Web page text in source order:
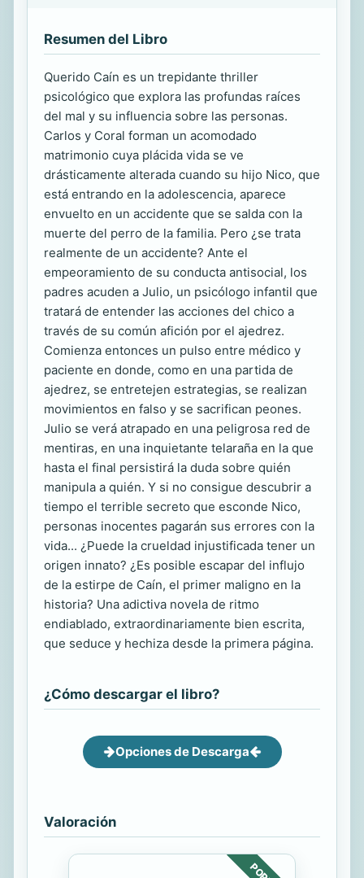
Resumen del Libro
Querido Caín es un trepidante thriller
psicológico que explora las profundas raíces
del mal y su influencia sobre las personas.
Carlos y Coral forman un acomodado
matrimonio cuya plácida vida se ve
drásticamente alterada cuando su hijo Nico, que
está entrando en la adolescencia, aparece
envuelto en un accidente que se salda con la
muerte del perro de la familia. Pero ¿se trata
realmente de un accidente? Ante el
empeoramiento de su conducta antisocial, los
padres acuden a Julio, un psicólogo infantil que
tratará de entender las acciones del chico a
través de su común afición por el ajedrez.
Comienza entonces un pulso entre médico y
paciente en donde, como en una partida de
ajedrez, se entretejen estrategias, se realizan
movimientos en falso y se sacrifican peones.
Julio se verá atrapado en una peligrosa red de
mentiras, en una inquietante telaraña en la que
hasta el final persistirá la duda sobre quién
manipula a quién. Y si no consigue descubrir a
tiempo el terrible secreto que esconde Nico,
personas inocentes pagarán sus errores con la
vida... ¿Puede la crueldad injustificada tener un
origen innato? ¿Es posible escapar del influjo
de la estirpe de Caín, el primer maligno en la
historia? Una adictiva novela de ritmo
endiablado, extraordinariamente bien escrita,
que seduce y hechiza desde la primera página.
¿Cómo descargar el libro?
Opciones de Descarga
Valoración